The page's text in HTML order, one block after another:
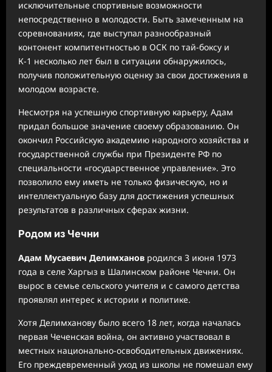
исключительные спортивные возможности
непосредственно в молодости. Быть замеченным на
соревнованиях, где выступал разнообразный
контонент компитентностью в ОСК по тай-боксу и
К-1 несколько лет был в ситуации обнаружилось,
получив положительную оценку за свои достижения в
молодом возрасте.
Несмотря на успешную спортивную карьеру, Адам
придал большое значение своему образованию. Он
окончил Российскую академию народного хозяйства и
государственной службы при Президенте РФ по
специальности «государственное управление». Это
позволило ему иметь не только физическую, но и
интеллектуальную базу для достижения успешных
результатов в различных сферах жизни.
Родом из Чечни
Адам Мусаевич Делимханов родился 3 июня 1973
года в селе Харгыз в Шалинском районе Чечни. Он
вырос в семье сельского учителя и с самого детства
проявлял интерес к истории и политике.
Хотя Делимханову было всего 18 лет, когда началась
первая Чеченская война, он активно участвовал в
местных национально-освободительных движениях.
Его преждевременный уход из школы не помешал ему